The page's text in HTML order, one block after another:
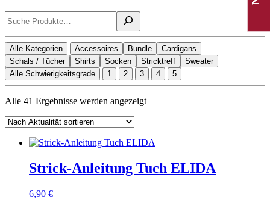
Suchen
Alle Kategorien Accessoires Bundle
Cardigans
Schals / Tücher
Shirts Socken Stricktreff
Sweater
Alle Schwierigkeitsgrade
1 2 3 4 5
Alle 41 Ergebnisse werden angezeigtNach
Strick-Anleitung Tuch ELIDA
6,90 €